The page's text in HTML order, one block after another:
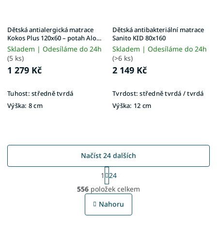
Dětská antialergická matrace
Kokos Plus 120x60 – potah Aloe
Vera
Skladem | Odesíláme do 24h
(5 ks)
1 279 Kč
Tuhost: středně tvrdá
Výška: 8 cm
Dětská antibakteriální matrace
Sanito KID 80x160
Skladem | Odesíláme do 24h
(>6 ks)
2 149 Kč
Tvrdost: středně tvrdá / tvrdá
Výška: 12 cm
O
v
l
Načíst 24 dalších
S
t
r
á
n
1
24
556 položek celkem
Nahoru